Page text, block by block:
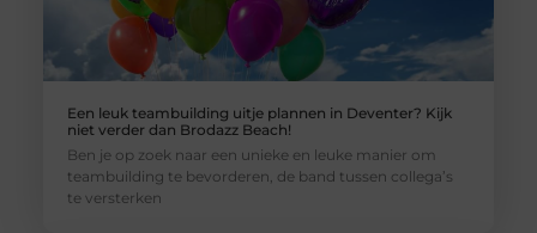
Een leuk teambuilding uitje plannen in Deventer? Kijk
niet verder dan Brodazz Beach!
Ben je op zoek naar een unieke en leuke manier om
teambuilding te bevorderen, de band tussen collega’s
te versterken